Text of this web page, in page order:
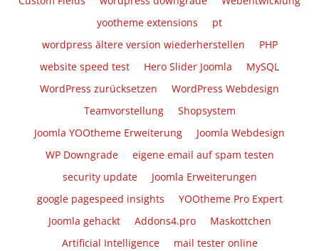
yootheme extensions
pt
wordpress ältere version wiederherstellen
PHP
website speed test
Hero Slider Joomla
MySQL
WordPress zurücksetzen
WordPress Webdesign
Teamvorstellung
Shopsystem
Joomla YOOtheme Erweiterung
Joomla Webdesign
WP Downgrade
eigene email auf spam testen
security update
Joomla Erweiterungen
google pagespeed insights
YOOtheme Pro Expert
Joomla gehackt
Addons4.pro
Maskottchen
Artificial Intelligence
mail tester online